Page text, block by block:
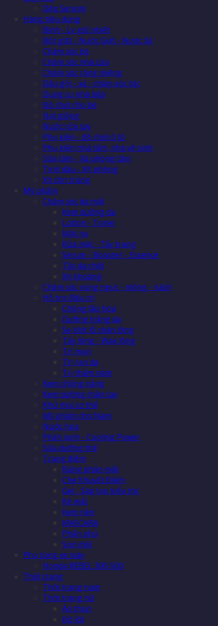
Dép Sensini
Hàng tiêu dùng
Bình - Ly giữ nhiệt
Bột giặt - Nước Giặt - Nước Xả
Chăm sóc bé
Chăm sóc nhà cửa
Chăm sóc răng miệng
Dầu gội - xả - chăm sóc tóc
Dụng cụ nhà bếp
Đồ chơi cho bé
Hạt giống
Nước rửa tay
Phụ kiện - đồ chơi ô tô
Phụ kiện nhà tắm, nhà vệ sinh
Sữa tắm - Xà phòng tắm
Tinh dầu - Xịt phòng
Xịt côn trùng
Mỹ phẩm
Chăm sóc da mặt
Kem dưỡng da
Lotion - Toner
Mặt nạ
Rửa mặt - Tẩy trang
Serum - Booster - Essence
Tẩy da chết
Xịt khoáng
Chăm sóc vùng ngực - mông - nách
Hỗ trợ điều trị
Chống lão hóa
Dưỡng trắng da
Se khít lỗ chân lông
Tẩy lông - Wax lông
Trị mụn
Trị rạn da
Trị thâm nám
Kem chống nắng
Kem dưỡng chân tay
Khử mùi cơ thể
Mỹ phẩm cho Nam
Nước hoa
Phấn lạnh - Cooling Power
Sữa dưỡng thể
Trang điểm
Bảng phấn mắt
Che Khuyết Điểm
Gel - Sáp tạo kiểu tóc
Kẻ mắt
Kem nền
MASCARA
Phấn phủ
Son môi
Phụ tùng xe máy
Honda REBEL 300-500
Thời trang
Thời trang nam
Thời trang nữ
Áo thun
Đồ lót